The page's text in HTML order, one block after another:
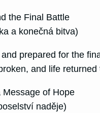
the Final Battle
a konečná bitva)
prepared for the
and life
Message of Hope
naděje)